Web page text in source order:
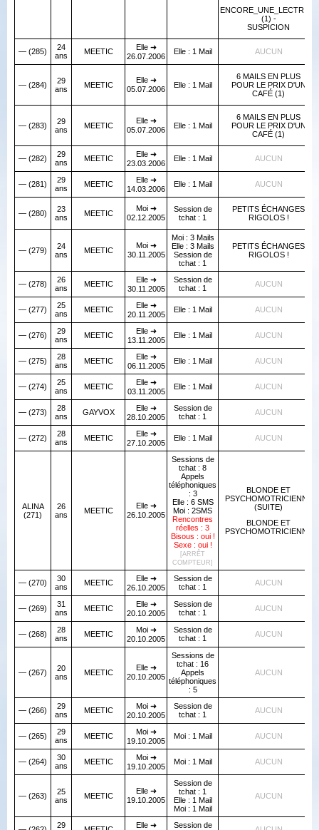
ENCORE_UNE_LECTRICE
(1) -
SUSPICION
— (285)
24
ans
MEETIC
Elle ➜
26.07.2006
Elle : 1 Mail AUCUN
— (284)
29
ans
MEETIC
Elle ➜
05.07.2006
Elle : 1 Mail
6 MAILS EN PLUS
POUR LE PRIX D'UN
CAFÉ (1)
— (283)
29
ans
MEETIC
Elle ➜
05.07.2006
Elle : 1 Mail
6 MAILS EN PLUS
POUR LE PRIX D'UN
CAFÉ (1)
— (282)
29
ans
MEETIC
Elle ➜
23.03.2006
Elle : 1 Mail AUCUN
— (281)
29
ans
MEETIC
Elle ➜
14.03.2006
Elle : 1 Mail AUCUN
— (280)
23
ans
MEETIC
Moi ➜
02.12.2005
Session de
tchat : 1
PETITS ÉCHANGES
RIGOLOS !
— (279)
24
ans
MEETIC
Moi ➜
30.11.2005
Moi : 3 Mails
Elle : 3 Mails
Session de
tchat : 1
PETITS ÉCHANGES
RIGOLOS !
— (278)
26
ans
MEETIC
Elle ➜
30.11.2005
Session de
tchat : 1
AUCUN
— (277)
25
ans
MEETIC
Elle ➜
20.11.2005
Elle : 1 Mail AUCUN
— (276)
29
ans
MEETIC
Elle ➜
13.11.2005
Elle : 1 Mail AUCUN
— (275)
28
ans
MEETIC
Elle ➜
06.11.2005
Elle : 1 Mail AUCUN
— (274)
25
ans
MEETIC
Elle ➜
03.11.2005
Elle : 1 Mail AUCUN
— (273)
28
ans
GAYVOX
Elle ➜
28.10.2005
Session de
tchat : 1
AUCUN
— (272)
28
ans
MEETIC
Elle ➜
27.10.2005
Elle : 1 Mail AUCUN
ALINA
(271)
26
ans
MEETIC
Elle ➜
26.10.2005
Sessions de
tchat : 8
Appels
téléphoniques
: 3
Elle : 6 SMS
Moi : 2SMS
Rencontres
réelles : 3
Bisous : oui !
Sexe : oui !
[ARRÊT
COMPTEUR]
BLONDE ET
PSYCHOMOTRICIENNE
(SUITE)
BLONDE ET
PSYCHOMOTRICIENNE
— (270)
30
ans
MEETIC
Elle ➜
26.10.2005
Session de
tchat : 1
AUCUN
— (269)
31
ans
MEETIC
Elle ➜
20.10.2005
Session de
tchat : 1
AUCUN
— (268)
28
ans
MEETIC
Moi ➜
20.10.2005
Session de
tchat : 1
AUCUN
— (267)
20
ans
MEETIC
Elle ➜
20.10.2005
Sessions de
tchat : 16
Appels
téléphoniques
: 5
AUCUN
— (266)
29
ans
MEETIC
Moi ➜
20.10.2005
Session de
tchat : 1
AUCUN
— (265)
29
ans
MEETIC
Moi ➜
19.10.2005
Moi : 1 Mail AUCUN
— (264)
30
ans
MEETIC
Moi ➜
19.10.2005
Moi : 1 Mail AUCUN
— (263)
25
ans
MEETIC
Elle ➜
19.10.2005
Session de
tchat : 1
Elle : 1 Mail
Moi : 1 Mail
AUCUN
29
Elle ➜
Session de